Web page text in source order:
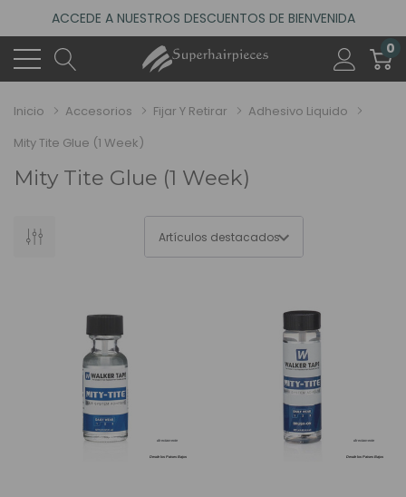
ACCEDE A NUESTROS DESCUENTOS DE BIENVENIDA
4.6
(485 reseñas)
VISITA NUESTRO NUEVO SALÓN EN MADRID
0
Inicio Accesorios Fijar Y Retirar
Adhesivo Liquido
Mity Tite Glue (1 Week)
Mity Tite Glue (1 Week)